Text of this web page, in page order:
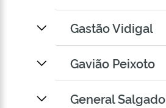
Gastão Vidigal
Gavião Peixoto
General Salgado